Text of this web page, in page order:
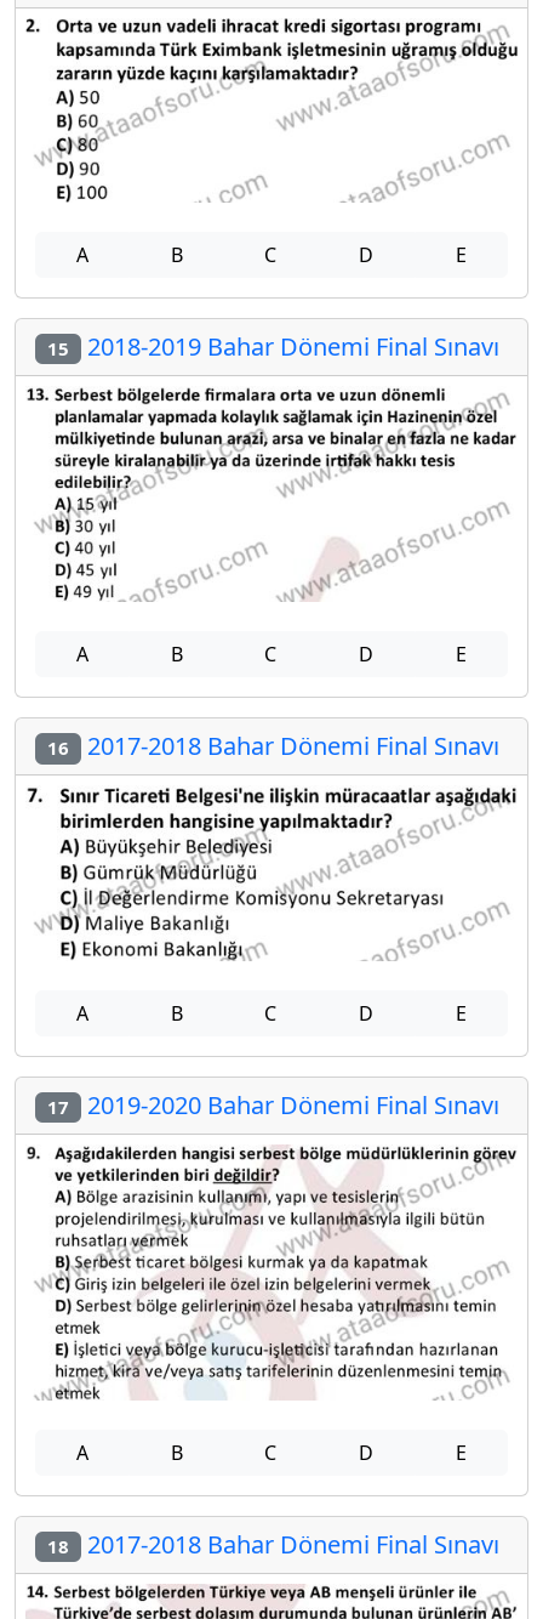
A B C D E
15 2018-2019 Bahar Dönemi Final Sınavı
A B C D E
16 2017-2018 Bahar Dönemi Final Sınavı
A B C D E
17 2019-2020 Bahar Dönemi Final Sınavı
A B C D E
18 2017-2018 Bahar Dönemi Final Sınavı